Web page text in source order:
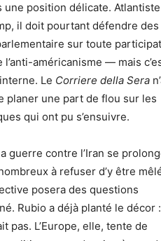
position délicate.
il doit pourtant défendre des
sur toute
américanisme — mais
Le Corriere della Sera
planer une part de flou sur les
qui ont pu s’ensuivre.
guerre contre l’Iran se
à refuser d’y être
posera des questions
Rubio a déjà planté le décor
pas. L’Europe, elle, tente de